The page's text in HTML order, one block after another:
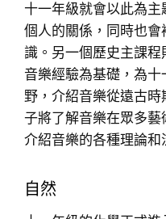
十一年級就會以此為
個人的關係，同時也
識。另一個歷史主課
音樂經驗為基礎，為
野，介紹音樂從遠古
子將了解音樂在眾多
介紹音樂的各種理論和
自然